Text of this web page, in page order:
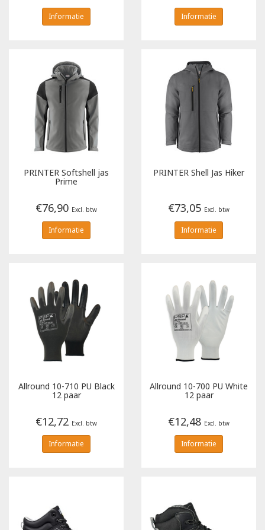
Informatie Informatie
PRINTER Softshell jas
Prime
€76,90 Excl. btw
Informatie
PRINTER Shell Jas Hiker
€73,05 Excl. btw
Informatie
Allround 10-710 PU Black
12 paar
€12,72 Excl. btw
Informatie
Allround 10-700 PU White
12 paar
€12,48 Excl. btw
Informatie